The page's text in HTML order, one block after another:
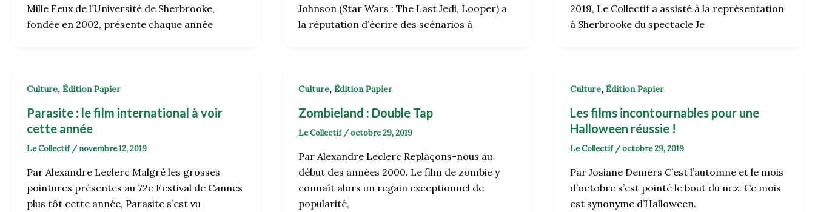
Mille Feux de l’Université de Sherbrooke,
fondée en 2002, présente chaque année
Johnson (Star Wars : The Last Jedi, Looper) a
la réputation d’écrire des scénarios à
2019, Le Collectif a assisté à la représentation
à Sherbrooke du spectacle Je
Culture, Édition Papier
Parasite : le film international à voir
cette année
Le Collectif / novembre 12, 2019
Par Alexandre Leclerc Malgré les grosses
pointures présentes au 72e Festival de Cannes
plus tôt cette année, Parasite s’est vu
Culture, Édition Papier
Zombieland : Double Tap
Le Collectif /octobre 29, 2019
Par Alexandre Leclerc Replaçons-nous au
début des années 2000. Le film de zombie y
connaît alors un regain exceptionnel de
popularité,
Culture, Édition Papier
Les films incontournables pour une
Halloween réussie !
Le Collectif /octobre 29, 2019
Par Josiane Demers C’est l’automne et le mois
d’octobre s’est pointé le bout du nez. Ce mois
est synonyme d’Halloween.